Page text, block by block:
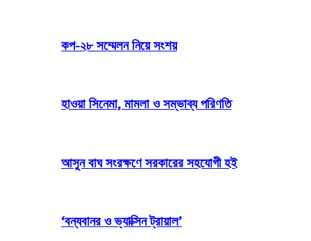
কপ-২৮ সম্মেলন নিয়ে সংশয়
হাওয়া সিনেমা, মামলা ও সম্ভাব্য পরিণতি
আসুন বাঘ সংরক্ষণে সরকারের সহযোগী হই
‘বন্যবানর ও ভ্যাক্সিন ট্রায়াল’